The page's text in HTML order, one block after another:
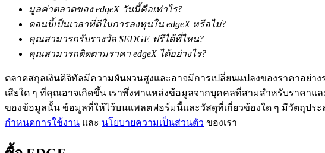
การล็อค BTR
การลงทุนพิเศษสำหรับผู้ถือ BTR
มูลค่าตลาดของ edgeX วันนี้คือเท่าไร?
ตอนนี้เป็นเวลาที่ดีในการลงทุนใน edgeX หรือไม่?
คุณสามารถรับรางวัล $EDGE ฟรีได้ที่ไหน?
คุณสามารถติดตามราคา edgeX ได้อย่างไร?
ตลาดสกุลเงินดิจิทัลมีความผันผวนสูงและอาจมีการเปลี่ยนแปลงของราคาอย่
เสียใด ๆ ที่คุณอาจเกิดขึ้น เราพึ่งพาแหล่งข้อมูลจากบุคคลที่สามสำหรับราคาแ
ของข้อมูลนั้น ข้อมูลที่ให้ไว้บนแพลตฟอร์มนี้และวัสดุที่เกี่ยวข้องใด ๆ มีวัตถุปร
กำหนดการใช้งาน และ นโยบายความเป็นส่วนตัว ของเรา